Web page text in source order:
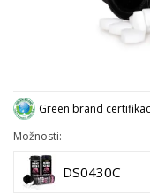
Green brand
Možnosti:
DS0430C